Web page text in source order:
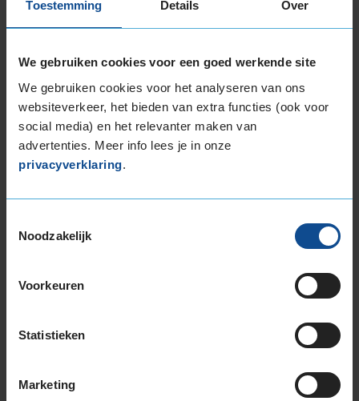
Toestemming Details Over
We gebruiken cookies voor een goed werkende site
We gebruiken cookies voor het analyseren van ons
websiteverkeer, het bieden van extra functies (ook voor
social media) en het relevanter maken van
advertenties. Meer info lees je in onze
privacyverklaring.
Noodzakelijk
Voorkeuren
Statistieken
Marketing
of
Beschikbare bandenmaten
17-inch banden
205/55R17 95V EXTRALOAD
205/65R17 100H EXTRALOAD
215/50R17 95V EXTRALOAD